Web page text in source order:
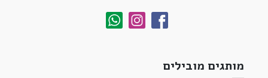
מותגים מובילים